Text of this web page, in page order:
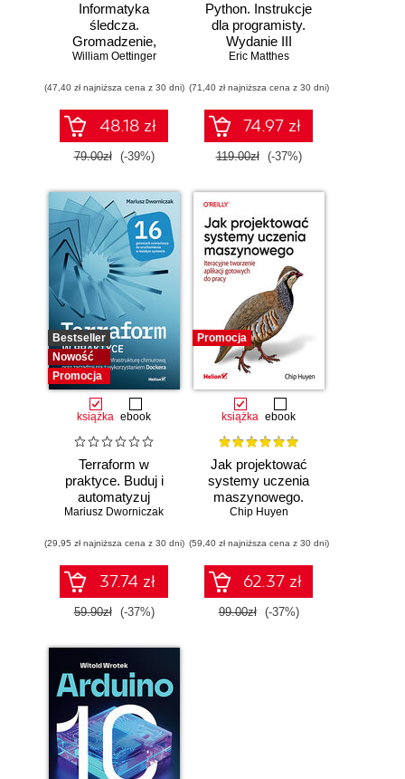
Informatyka
śledcza.
Gromadzenie,
analiza i
dowodów
elektronicznych dla
początkujących.
Wydanie II
William Oettinger
(47,40 zł najniższa cena z 30 dni)
48.18 zł
79.00zł (-39%)
Python. Instrukcje
dla programisty.
Wydanie III
Eric Matthes
(71,40 zł najniższa cena z 30 dni)
74.97 zł
119.00zł (-37%)
Bestseller
Nowość
Promocja
książka ebook
Terraform w
praktyce. Buduj i
automatyzuj
infrastrukturę
zarządzaj nią z
wykorzystaniem
Dockera
Mariusz Dworniczak
(29,95 zł najniższa cena z 30 dni)
37.74 zł
59.90zł (-37%)
Promocja
książka ebook
Jak projektować
systemy uczenia
maszynowego.
Iteracyjne
gotowych do pracy
Chip Huyen
(59,40 zł najniższa cena z 30 dni)
62.37 zł
99.00zł (-37%)